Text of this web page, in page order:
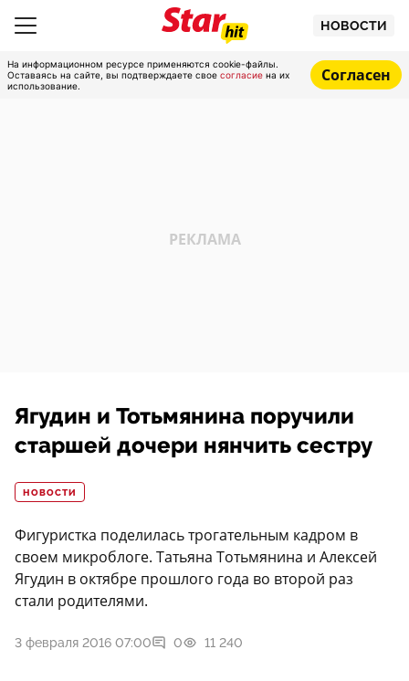
НОВОСТИ
На информационном ресурсе применяются cookie-файлы.
Оставаясь на сайте, вы подтверждаете свое согласие на их
использование.
Согласен
Ягудин и Тотьмянина поручили
старшей дочери нянчить сестру
НОВОСТИ
Фигуристка поделилась трогательным кадром в
своем микроблоге. Татьяна Тотьмянина и Алексей
Ягудин в октябре прошлого года во второй раз
стали родителями.
3 февраля 2016 07:00 0 11 240